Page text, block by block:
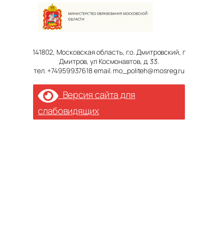
141802, Московская область, г.о. Дмитровский, г
Дмитров, ул Космонавтов, д. 33.
тел. +74959937618 email. mo_politeh@mosreg.ru
Версия сайта для
слабовидящих